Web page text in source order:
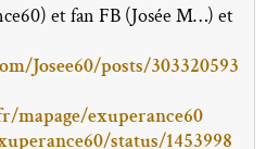
et fan FB (Josée M…) et
Josee60/posts/303320593
exuperance60
status/1453998